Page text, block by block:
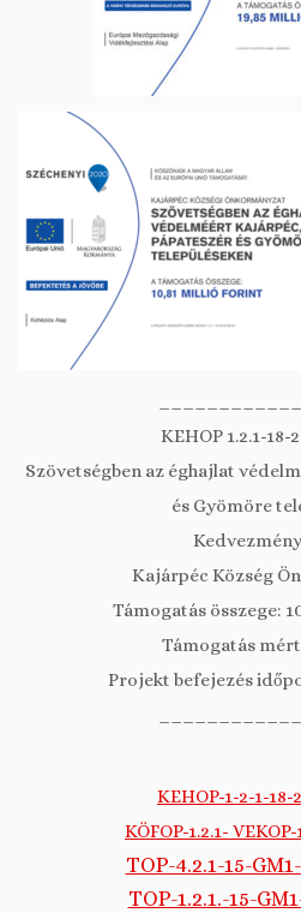
KEHOP 1.2.1-18-
Szövetségben az éghajlat
és Gyömöre
Kajárpéc Község
Támogatás összege:
Támogatás
Projekt befejezés
KEHOP-1-2-1-18-
KÖFOP-1.2.1-
TOP-4.2.1-15-
TOP-1.2.1.-15-